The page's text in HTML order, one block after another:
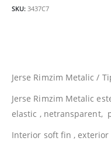
SKU: 3437C7
Jerse Rimzim Metalic /
Jerse Rimzim Metalic
elastic , netransparent,
Interior soft fin , exterior